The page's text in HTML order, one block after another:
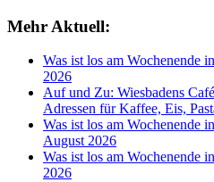
Mehr Aktuell:
Was ist los am Wochenende
2026
Auf und Zu: Wiesbadens
Adressen für Kaffee, Eis,
Was ist los am Wochenende
August 2026
Was ist los am Wochenende
2026